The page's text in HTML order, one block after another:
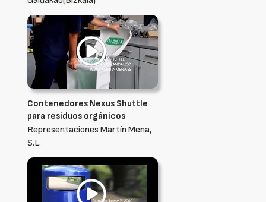
Contenedores Nexus Shuttle
para residuos orgánicos
Representaciones Martín Mena,
S.L.